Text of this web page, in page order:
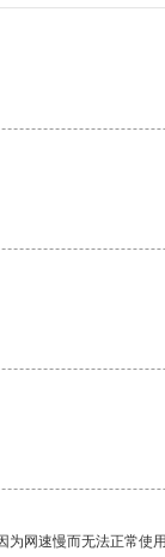
网速慢而无法正常使